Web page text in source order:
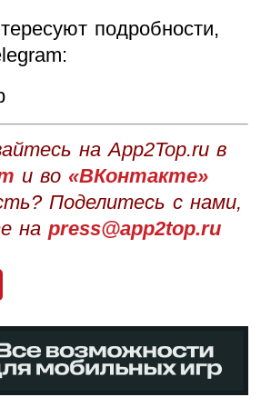
подробности,
на App2Top.ru в
и во «ВКонтакте»
Поделитесь с нами,
на press@app2top.ru